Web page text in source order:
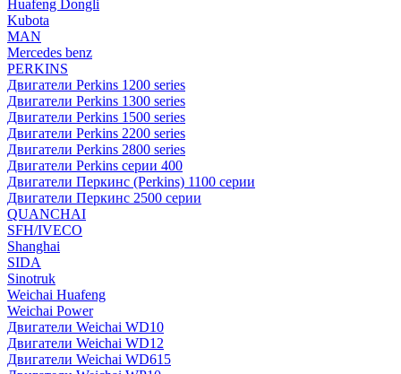
Huafeng Dongli
Kubota
MAN
Mercedes benz
PERKINS
Двигатели Perkins 1200 series
Двигатели Perkins 1300 series
Двигатели Perkins 1500 series
Двигатели Perkins 2200 series
Двигатели Perkins 2800 series
Двигатели Perkins серии 400
Двигатели Перкинс (Perkins) 1100 серии
Двигатели Перкинс 2500 серии
QUANCHAI
SFH/IVECO
Shanghai
SIDA
Sinotruk
Weichai Huafeng
Weichai Power
Двигатели Weichai WD10
Двигатели Weichai WD12
Двигатели Weichai WD615